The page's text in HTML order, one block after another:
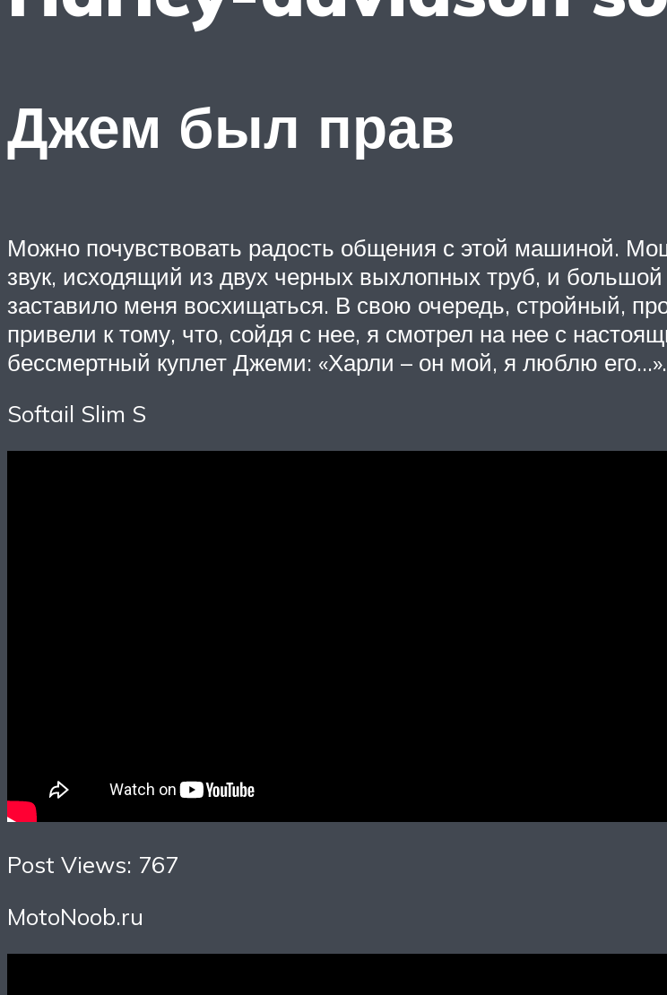
Джем был прав
Можно почувствовать радость общения с этой машиной.
звук, исходящий из двух черных выхлопных труб, и
заставило меня восхищаться. В свою очередь, стройный,
привели к тому, что, сойдя с нее, я смотрел на нее с
бессмертный куплет Джеми: «Харли – он мой, я люблю его…».
Softail Slim S
Post Views: 767
MotoNoob.ru